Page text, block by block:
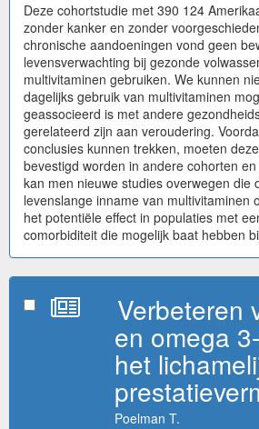
Deze cohortstudie met 390 124
zonder kanker en zonder
chronische aandoeningen vond geen
levensverwachting bij gezonde
multivitaminen gebruiken. We kunnen
dagelijks gebruik van multivitaminen
geassocieerd is met andere
gerelateerd zijn aan veroudering.
conclusies kunnen trekken, moeten
bevestigd worden in andere cohorten
kan men nieuwe studies overwegen die
levenslange inname van multivitaminen
het potentiële effect in populaties met
comorbiditeit die mogelijk baat hebben
Verbeteren
en omega
het
Poelman T.